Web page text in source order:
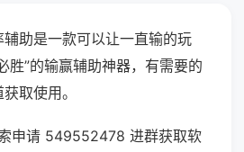
助是一款可以让一直输的玩
胜”的输赢辅助神器，有需要的
取使用。
申请 549552478 进群获取软